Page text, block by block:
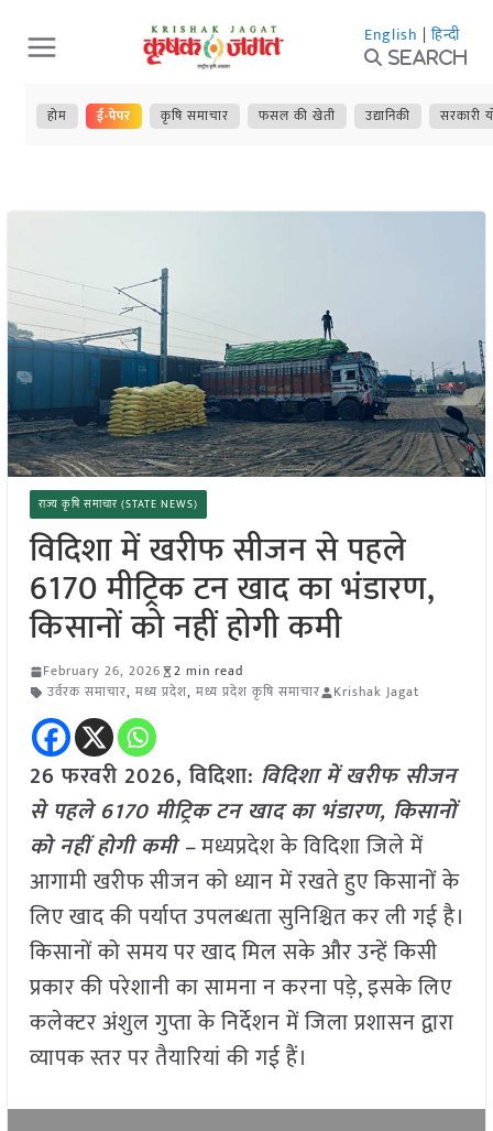
Skip
to
content
English | हिन्दी
Search
होम ई-पेपर कृषि समाचार फसल की खेती उद्यानिकी सरकारी
राज्य कृषि समाचार (STATE NEWS)
विदिशा में खरीफ सीजन से पहले
6170 मीट्रिक टन खाद का भंडारण,
किसानों को नहीं होगी कमी
February 26, 2026
2 min read
उर्वरक समाचार, मध्य प्रदेश, मध्य प्रदेश कृषि समाचार Krishak Jagat
26 फरवरी 2026, विदिशा: विदिशा में खरीफ सीजन
से पहले 6170 मीट्रिक टन खाद का भंडारण, किसानों
को नहीं होगी कमी –मध्यप्रदेश के विदिशा जिले में
आगामी खरीफ सीजन को ध्यान में रखते हुए किसानों के
लिए खाद की पर्याप्त उपलब्धता सुनिश्चित कर ली गई है।
किसानों को समय पर खाद मिल सके और उन्हें किसी
प्रकार की परेशानी का सामना न करना पड़े, इसके लिए
कलेक्टर अंशुल गुप्ता के निर्देशन में जिला प्रशासन द्वारा
व्यापक स्तर पर तैयारियां की गई हैं।